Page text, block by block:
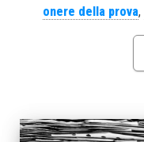
onere della prova,